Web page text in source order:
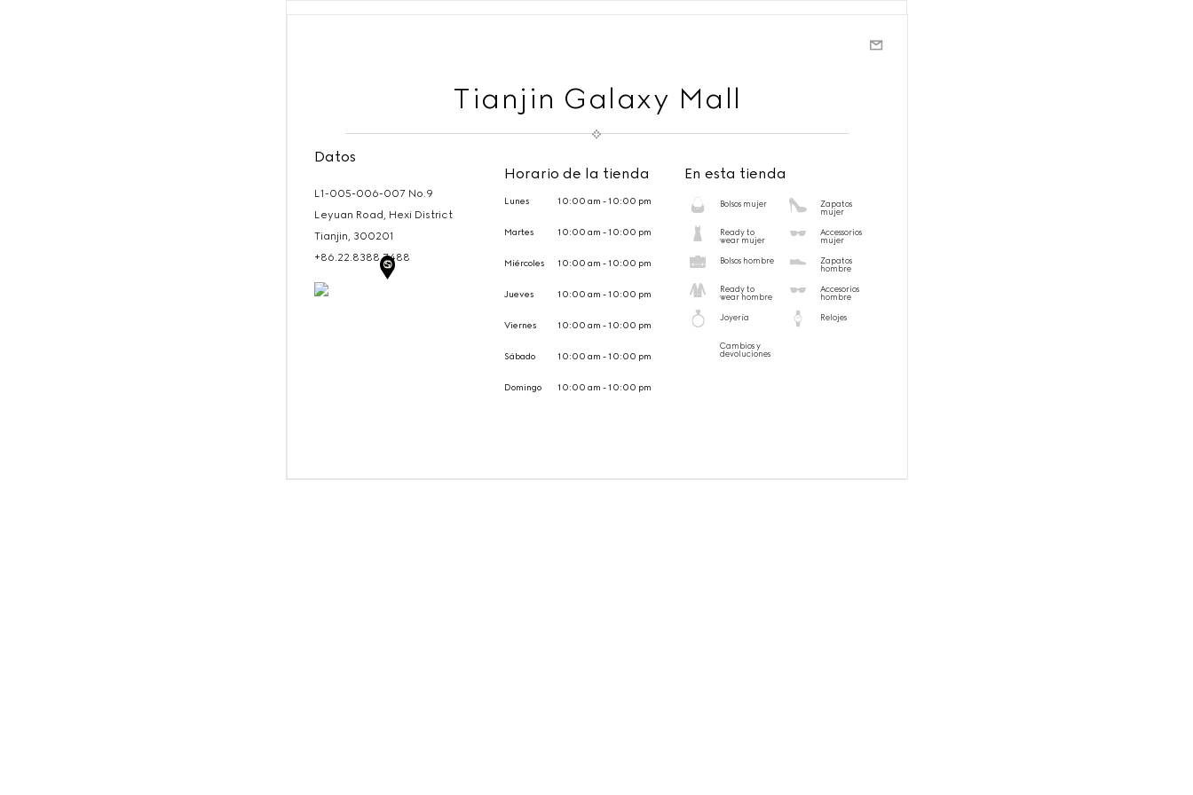
Tianjin Galaxy Mall
Datos
L1-005-006-007 No.9
Leyuan Road, Hexi District
Tianjin, 300201
+86.22.8388.7488
Horario de la tienda
Lunes 10:00 am - 10:00 pm
Martes 10:00 am - 10:00 pm
Miércoles 10:00 am - 10:00 pm
Jueves 10:00 am - 10:00 pm
Viernes 10:00 am - 10:00 pm
Sábado 10:00 am - 10:00 pm
Domingo 10:00 am - 10:00 pm
En esta tienda
Bolsos mujer
Zapatos
mujer
Ready to
wear mujer
Accessorios
mujer
Bolsos hombre
Zapatos
hombre
Ready to
wear hombre
Accesorios
hombre
Joyería Relojes
Cambios y
devoluciones